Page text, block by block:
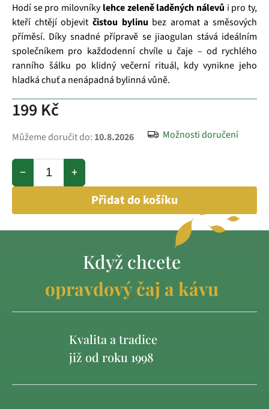
199 Kč
Můžeme doručit do: 10.8.2026 Možnosti doručení
+
−
Přidat do košíku
Hodí se pro milovníkylehce zeleně laděných nálevů i pro ty,
kteří chtějí objevit čistou bylinu bez aromat a směsových
příměsí. Díky snadné přípravě se jiaogulan stává ideálním
společníkem pro každodenní chvíle u čaje – od rychlého
ranního šálku po klidný večerní rituál, kdy vynikne jeho
hladká chuť a nenápadná bylinná vůně.
Když chcete
opravdový čaj a kávu
Kvalita a tradice
již od roku 1998